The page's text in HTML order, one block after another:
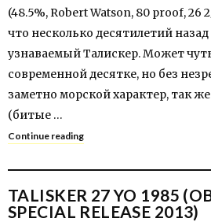
(48.5%, Robert Watson, 80 proof, 26
что несколько десятилетий
узнаваемый Талискер. Может
современной десятке, но без
заметно морской характер, так
(битые …
Continue reading
TALISKER 27 YO 1985
SPECIAL RELEASE 2013)